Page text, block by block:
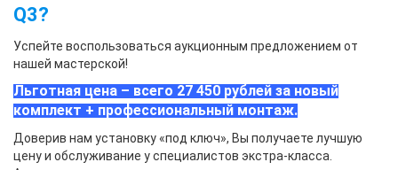
Q3?
Успейте воспользоваться аукционным предложением от
нашей мастерской!
Льготная цена – всего 27 450 рублей за новый
комплект + профессиональный монтаж.
Доверив нам установку «под ключ», Вы получаете лучшую
цену и обслуживание у специалистов экстра-класса.